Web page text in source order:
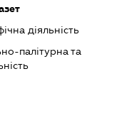
діяльність
палітурна та